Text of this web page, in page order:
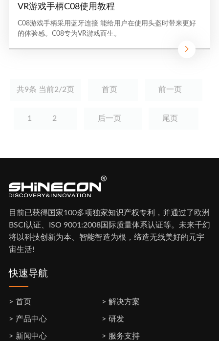
VR游戏手柄C08使用教程
C08游戏手柄采用蓝牙连接 能给用户在使用头盔时带来更好
的体验感。C08专为VR游戏而生。
共9条 当前2/2页 首页 前一页
1 2 后一页 尾页
目前已获得国家100多项独家知识产权专利，并通过了欧洲
BSCI认证、ISO 9001:2008国际质量体系认证等。未来千幻
将以科技创新为本、智能智造为根，缔造无线美好的元宇
宙生活!
快速导航
首页 解决方案
产品中心 研发
新闻中心 服务支持